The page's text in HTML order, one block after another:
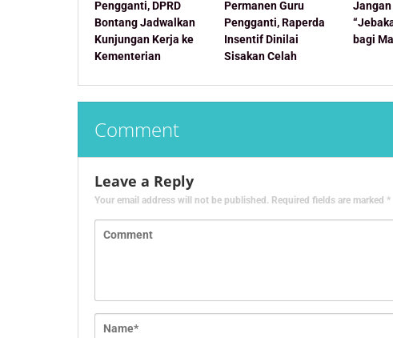
Pengganti, DPRD
Bontang Jadwalkan
Kunjungan Kerja ke
Kementerian
Permanen Guru
Pengganti, Raperda
Insentif Dinilai
Sisakan Celah
bagi
Comment
Leave a Reply
Your email address will not be published. Required fields are marked *